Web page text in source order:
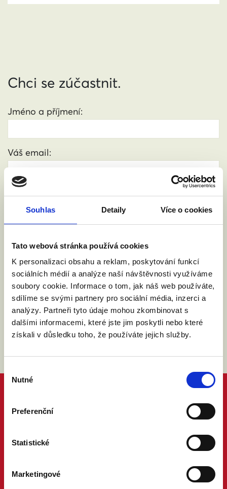
Souhlas Detaily Více o cookies
Tato webová stránka používá cookies
K personalizaci obsahu a reklam, poskytování funkcí
sociálních médií a analýze naší návštěvnosti využíváme
soubory cookie. Informace o tom, jak náš web používáte,
sdílíme se svými partnery pro sociální média, inzerci a
analýzy. Partneři tyto údaje mohou zkombinovat s
dalšími informacemi, které jste jim poskytli nebo které
získali v důsledku toho, že používáte jejich služby.
souhlasu
Nutné
Preferenční
Statistické
Marketingové
Chci se zúčastnit.
Jméno a příjmení:
Váš email:
Kde žijete?(město, PSČ):
Souhlasím se zpracováním osobních údajů podle
zákona č. 101/2000 Sb. Přečíst